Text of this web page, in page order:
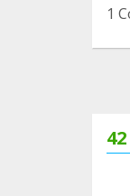
1
42